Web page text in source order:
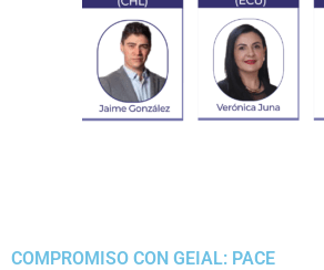
COMPROMISO CON GEIAL: PACE